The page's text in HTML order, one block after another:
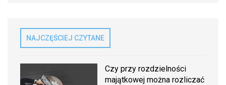
NAJCZĘŚCIEJ CZYTANE
Czy przy rozdzielności
majątkowej można rozliczać